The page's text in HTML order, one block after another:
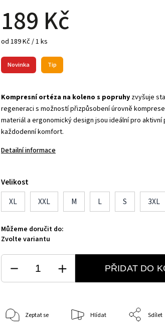
189 Kč
od 189 Kč / 1 ks
Novinka Tip
Kompresní ortéza na koleno s popruhy zvyšuje
regeneraci s možností přizpůsobení úrovně
materiál a ergonomický design jsou ideální pro aktivní
každodenní komfort.
Detailní informace
Velikost
XL
XXL M L S 3XL
Můžeme doručit do:
Zvolte variantu
PŘIDAT DO
Zeptat se Hlídat Sdílet